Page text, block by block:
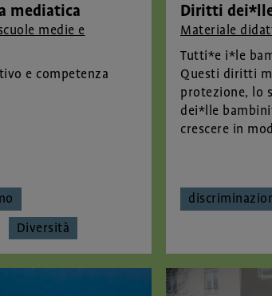
mediatica
medie e
e competenza
Diversità
Diritti
Materiale
Tutti*e i*le
Questi diritti
protezione, lo
dei*lle
crescere in